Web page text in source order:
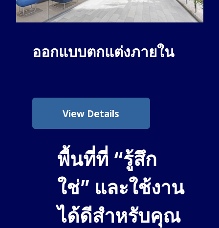
ออกแบบตกแต่งภายใน
View Details
พื้นที่ที่ “รู้สึก
ใช่” และใช้งาน
ได้ดีสำหรับคุณ